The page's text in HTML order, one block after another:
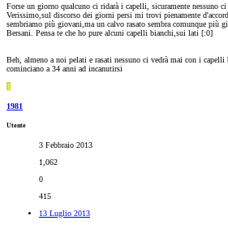
Forse un giorno qualcuno ci ridarà i capelli, sicuramente nessuno
Verissimo,sul discorso dei giorni persi mi trovi pienamente
sembriamo più giovani,ma un calvo rasato sembra comunque più
Bersani. Pensa te che ho pure alcuni capelli bianchi,sui lati [:0]
Beh, almeno a noi pelati e rasati nessuno ci vedrà mai con i
cominciano a 34 anni ad incanutirsi
1
1981
Utente
3 Febbraio 2013
1,062
0
415
13 Luglio 2013